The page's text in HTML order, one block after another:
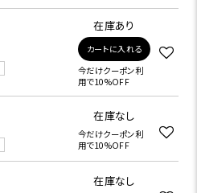
在庫あり
カートに入れる
今だけクーポン利
用で10%OFF
在庫なし
今だけクーポン利
用で10%OFF
在庫なし